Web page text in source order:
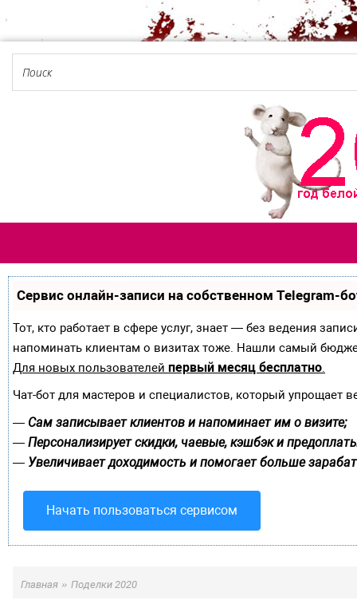
Сервис онлайн-записи на собственном Telegram-
Тот, кто работает в сфере услуг, знает — без ведения
напоминать клиентам о визитах тоже. Нашли самый
Для новых пользователей первый месяц бесплатно.
Чат-бот для мастеров и специалистов, который упрощает
— Сам записывает клиентов и напоминает им о визите;
— Персонализирует скидки, чаевые, кэшбэк и
— Увеличивает доходимость и помогает больше
Начать пользоваться сервисом
Главная » Поделки 2020